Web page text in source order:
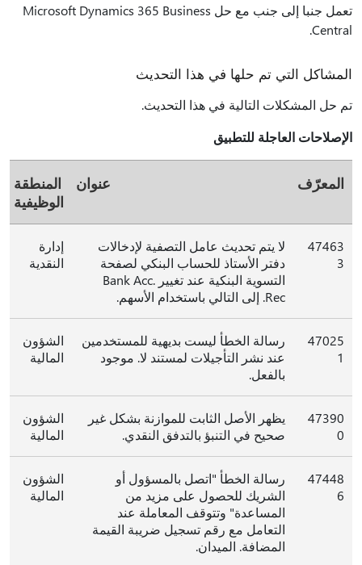
تعمل جنبا إلى جنب مع حل Microsoft Dynamics 365 Business
Central.
المشاكل التي تم حلها في هذا التحديث
تم حل المشكلات التالية في هذا التحديث.
الإصلاحات العاجلة للتطبيق
المعرّف عنوان
المنطقة
الوظيفية
47463
3
لا يتم تحديث عامل التصفية لإدخالات
دفتر الأستاذ للحساب البنكي لصفحة
التسوية البنكية عند تغيير Bank Acc.
Rec. إلى التالي باستخدام الأسهم.
إدارة
النقدية
47025
1
رسالة الخطأ ليست بديهية للمستخدمين
عند نشر التأجيلات لمستند لا. موجود
بالفعل.
الشؤون
المالية
47390
0
يظهر الأصل الثابت للموازنة بشكل غير
صحيح في التنبؤ بالتدفق النقدي.
الشؤون
المالية
47448
6
رسالة الخطأ "اتصل بالمسؤول أو
الشريك للحصول على مزيد من
المساعدة" وتتوقف المعاملة عند
التعامل مع رقم تسجيل ضريبة القيمة
المضافة. الميدان.
الشؤون
المالية